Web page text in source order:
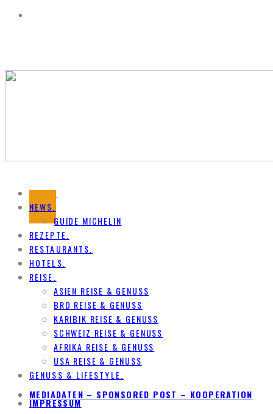
HOME.
NEWS.
GUIDE MICHELIN
REZEPTE.
RESTAURANTS.
HOTELS.
REISE.
ASIEN REISE & GENUSS
BRD REISE & GENUSS
KARIBIK REISE & GENUSS
SCHWEIZ REISE & GENUSS
AFRIKA REISE & GENUSS
USA REISE & GENUSS
GENUSS & LIFESTYLE.
MEDIADATEN – SPONSORED POST – KOOPERATION
IMPRESSUM